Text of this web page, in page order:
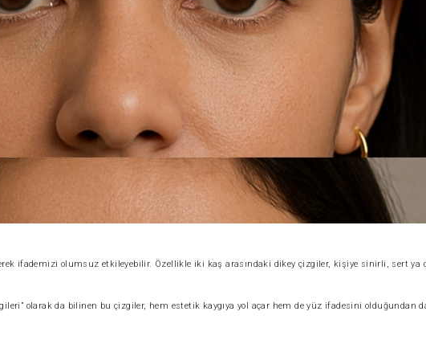
ifademizi olumsuz etkileyebilir. Özellikle iki kaş arasındaki dikey çizgiler, kişiye sinirli, sert ya
olarak da bilinen bu çizgiler, hem estetik kaygıya yol açar hem de yüz ifadesini olduğundan